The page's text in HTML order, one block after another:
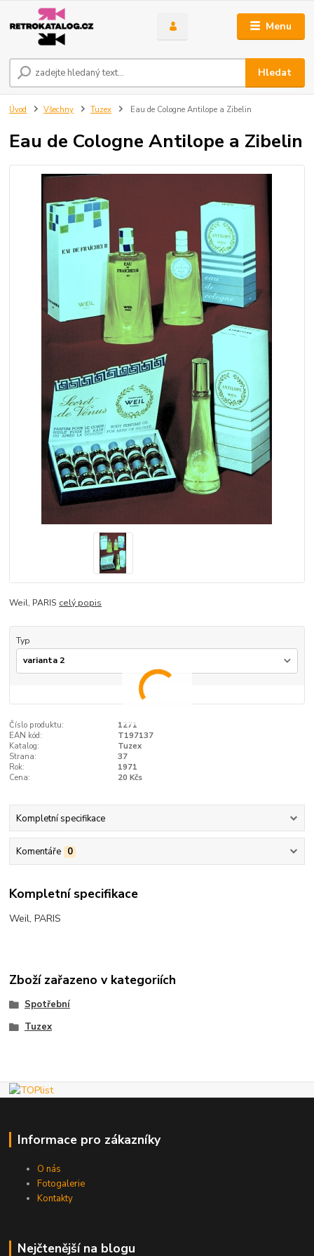
Menu
Hledat
Úvod Všechny Tuzex Eau de Cologne Antilope a Zibelin
Eau de Cologne Antilope a Zibelin
Weil, PARIS celý popis
Typ
Číslo produktu:
1271
EAN kód:
T197137
Katalog:
Tuzex
Strana:
37
Rok:
1971
Cena:
20 Kčs
Kompletní specifikace
Komentáře 0
Kompletní specifikace
Weil, PARIS
Zboží zařazeno v kategoriích
Spotřební
Tuzex
Informace pro zákazníky
O nás
Fotogalerie
Kontakty
Nejčtenější na blogu